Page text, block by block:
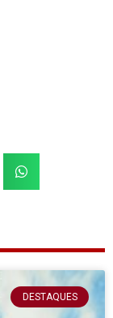
DESTAQUES